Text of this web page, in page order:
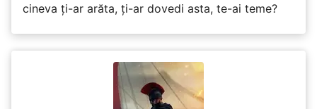
cineva ți-ar arăta, ți-ar dovedi asta, te-ai teme?